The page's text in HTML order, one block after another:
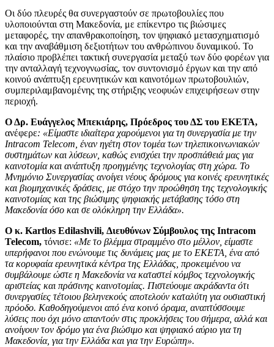
Οι δύο πλευρές θα συνεργαστούν σε πρωτοβουλίες που
υλοποιούνται στη Μακεδονία, με επίκεντρο τις βιώσιμες
μεταφορές, την απανθρακοποίηση, τον ψηφιακό μετασχηματισμό
και την αναβάθμιση δεξιοτήτων του ανθρώπινου δυναμικού. Το
πλαίσιο προβλέπει τακτική συνεργασία μεταξύ των δύο φορέων για
την ανταλλαγή τεχνογνωσίας, τον συντονισμό έργων και την από
κοινού ανάπτυξη ερευνητικών και καινοτόμων πρωτοβουλιών,
συμπεριλαμβανομένης της στήριξης νεοφυών επιχειρήσεων στην
περιοχή.
Ο Δρ. Ευάγγελος Μπεκιάρης, Πρόεδρος του ΔΣ του ΕΚΕΤΑ,
ανέφερε: «Είμαστε ιδιαίτερα χαρούμενοι για τη συνεργασία με την
Intracom Telecom , έναν ηγέτη στον τομέα των τηλεπικοινωνιακών
συστημάτων και λύσεων, καθώς ενισχύει την προσπάθειά μας για
καινοτομία και ανάπτυξη προηγμένης τεχνολογίας στη χώρα. Το
Μνημόνιο Συνεργασίας ανοίγει νέους δρόμους για κοινές ερευνητικές
και βιομηχανικές δράσεις, με στόχο την προώθηση της τεχνολογικής
καινοτομίας και της βιώσιμης ψηφιακής μετάβασης τόσο στη
Μακεδονία όσο και σε ολόκληρη την Ελλάδα».
Ο κ. Kartlos Edilashvili, Διευθύνων Σύμβουλος της Intracom
Telecom, τόνισε: «Με το βλέμμα στραμμένο στο μέλλον, είμαστε
υπερήφανοι που ενώνουμε τις δυνάμεις μας με το ΕΚΕΤΑ, ένα από
τα κορυφαία ερευνητικά κέντρα της Ελλάδας, προκειμένου να
συμβάλουμε ώστε η Μακεδονία να καταστεί κόμβος τεχνολογικής
αριστείας και πράσινης καινοτομίας. Πιστεύουμε ακράδαντα ότι
συνεργασίες τέτοιου βεληνεκούς αποτελούν καταλύτη για ουσιαστική
πρόοδο. Καθοδηγούμενοι από ένα κοινό όραμα, αναπτύσσουμε
λύσεις που όχι μόνο απαντούν στις προκλήσεις του σήμερα, αλλά και
ανοίγουν τον δρόμο για ένα βιώσιμο και ψηφιακό αύριο για τη
Μακεδονία, για την Ελλάδα και για την Ευρώπη».